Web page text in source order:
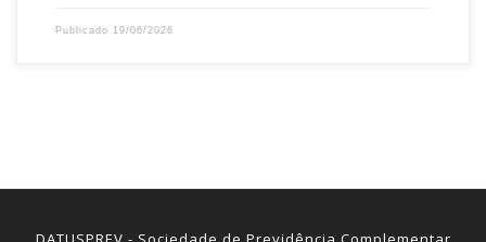
Publicado 19/06/2026